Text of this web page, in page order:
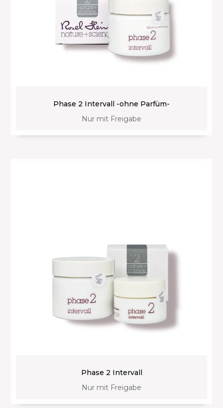
Phase 2 Intervall -ohne Parfüm-
Nur mit Freigabe
Phase 2 Intervall
Nur mit Freigabe